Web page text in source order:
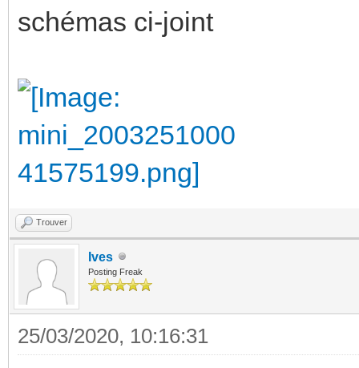
schémas ci-joint
Trouver
Ives
Posting Freak
25/03/2020, 10:16:31